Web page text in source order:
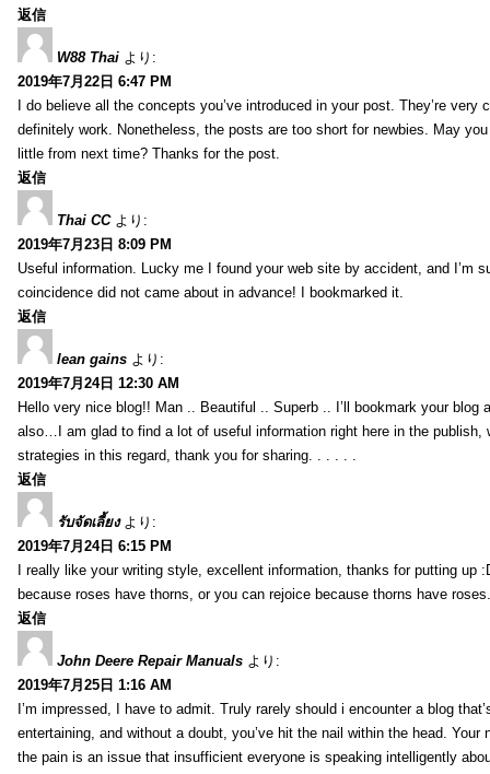
返信
W88 Thai より:
2019年7月22日 6:47 PM
I do believe all the concepts you’ve introduced in your post. They’re very
definitely work. Nonetheless, the posts are too short for newbies. May
little from next time? Thanks for the post.
返信
Thai CC より:
2019年7月23日 8:09 PM
Useful information. Lucky me I found your web site by accident, and I’m
coincidence did not came about in advance! I bookmarked it.
返信
lean gains より:
2019年7月24日 12:30 AM
Hello very nice blog!! Man .. Beautiful .. Superb .. I’ll bookmark your blog
also…I am glad to find a lot of useful information right here in the publish,
strategies in this regard, thank you for sharing. . . . . .
返信
รับจัดเลี้ยง より:
2019年7月24日 6:15 PM
I really like your writing style, excellent information, thanks for putting up
because roses have thorns, or you can rejoice because thorns have
返信
John Deere Repair Manuals より:
2019年7月25日 1:16 AM
I’m impressed, I have to admit. Truly rarely should i encounter a blog
entertaining, and without a doubt, you’ve hit the nail within the head. Your
the pain is an issue that insufficient everyone is speaking intelligently